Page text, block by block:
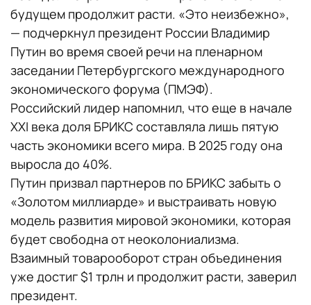
будущем продолжит расти. «‎Это неизбежно»,
— подчеркнул президент России Владимир
Путин во время своей речи на пленарном
заседании Петербургского международного
экономического форума (ПМЭФ).
Российский лидер напомнил, что еще в начале
XXI века доля БРИКС составляла лишь пятую
часть экономики всего мира. В 2025 году она
выросла до 40%.
Путин призвал партнеров по БРИКС забыть о
«Золотом миллиарде» и выстраивать новую
модель развития мировой экономики, которая
будет свободна от неоколониализма.
Взаимный товарооборот стран объединения
уже достиг $1 трлн и продолжит расти, заверил
президент.